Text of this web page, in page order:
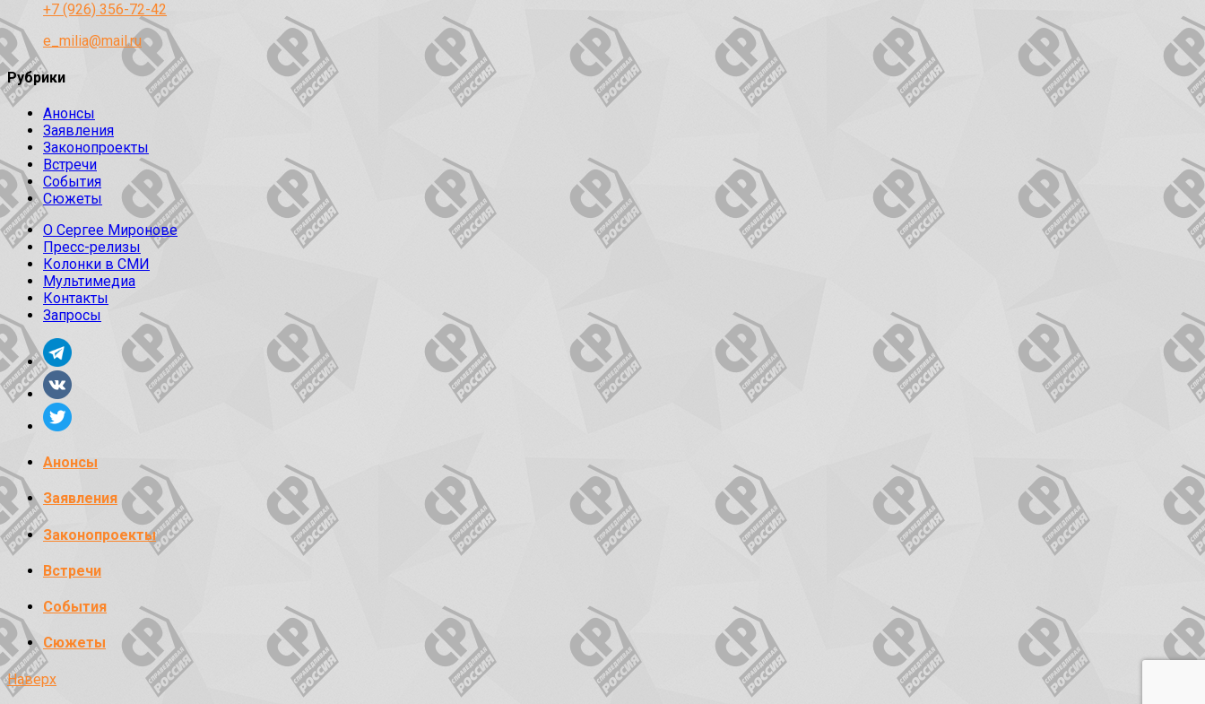
+7 (926) 356-72-42
e_milia@mail.ru
Рубрики
Анонсы
Заявления
Законопроекты
Встречи
События
Сюжеты
О Сергее Миронове
Пресс-релизы
Колонки в СМИ
Мультимедиа
Контакты
Запросы
Анонсы
Заявления
Законопроекты
Встречи
События
Сюжеты
Наверх